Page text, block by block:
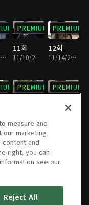
11/09/2023 • 30분
PREMIUM
11회
11/10/2023 • 30분
PREMIUM
12회
11/14/2023 • 30분
PREMIUM PREMIUM
PREMIUM
23회 24회
measure and
our marketing
and
right, you can
see our
Reject All